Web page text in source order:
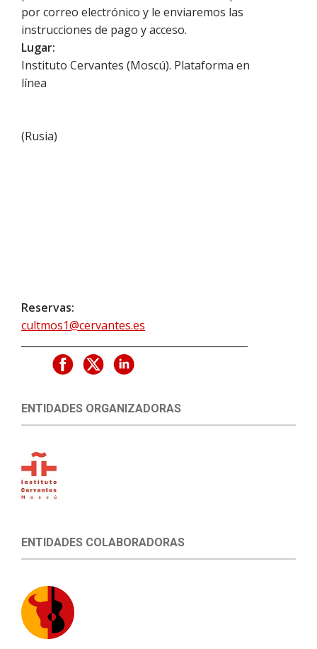
por correo electrónico y le enviaremos las
instrucciones de pago y acceso.
Lugar:
Instituto Cervantes (Moscú). Plataforma en
línea
(Rusia)
Reservas:
cultmos1@cervantes.es
ENTIDADES ORGANIZADORAS
ENTIDADES COLABORADORAS